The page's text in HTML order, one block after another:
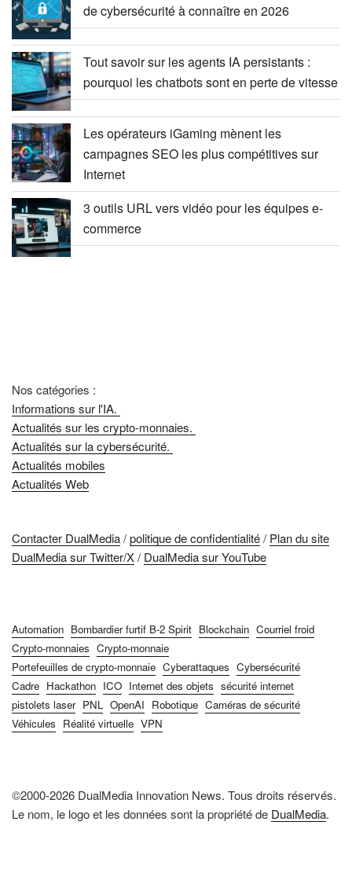
de cybersécurité à connaître en 2026
Tout savoir sur les agents IA persistants :
pourquoi les chatbots sont en perte de vitesse
Les opérateurs iGaming mènent les
campagnes SEO les plus compétitives sur
Internet
3 outils URL vers vidéo pour les équipes e-
commerce
Nos catégories :
Informations sur l'IA.
Actualités sur les crypto-monnaies.
Actualités sur la cybersécurité.
Actualités mobiles
Actualités Web
Contacter DualMedia/politique de confidentialité/ Plan du site
DualMedia sur Twitter/X/ DualMedia sur YouTube
Automation Bombardier furtif B-2 Spirit Blockchain Courriel froid
Crypto-monnaies Crypto-monnaie
Portefeuilles de crypto-monnaie Cyberattaques Cybersécurité
Cadre Hackathon ICO Internet des objets sécurité internet
pistolets laser PNL OpenAI Robotique Caméras de sécurité
Véhicules Réalité virtuelle VPN
©2000-2026 DualMedia Innovation News. Tous droits réservés.
Le nom, le logo et les données sont la propriété de DualMedia.